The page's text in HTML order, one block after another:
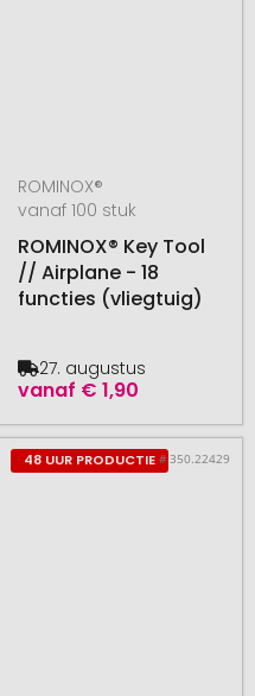
ROMINOX®
vanaf 100 stuk
ROMINOX® Key Tool
// Airplane - 18
functies (vliegtuig)
vanaf € 1,90
27. augustus
48 UUR PRODUCTIE # 350.22429